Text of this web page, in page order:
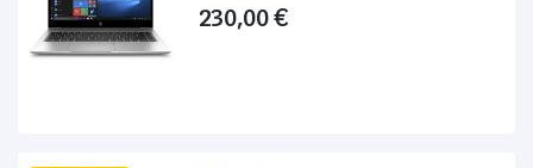
230,00 €